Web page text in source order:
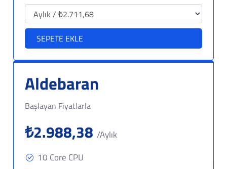
SEPETE EKLE
Aldebaran
Başlayan Fiyatlarla
₺2.988,38/Aylık
10 Core CPU